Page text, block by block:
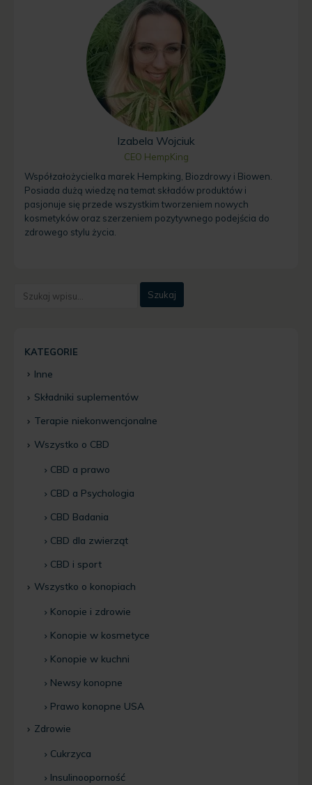
Izabela Wojciuk
CEO HempKing
Współzałożycielka marek Hempking, Biozdrowy i Biowen.
Posiada dużą wiedzę na temat składów produktów i
pasjonuje się przede wszystkim tworzeniem nowych
kosmetyków oraz szerzeniem pozytywnego podejścia do
zdrowego stylu życia.
KATEGORIE
Inne
Składniki suplementów
Terapie niekonwencjonalne
Wszystko o CBD
CBD a prawo
CBD a Psychologia
CBD Badania
CBD dla zwierząt
CBD i sport
Wszystko o konopiach
Konopie i zdrowie
Konopie w kosmetyce
Konopie w kuchni
Newsy konopne
Prawo konopne USA
Zdrowie
Cukrzyca
Insulinooporność